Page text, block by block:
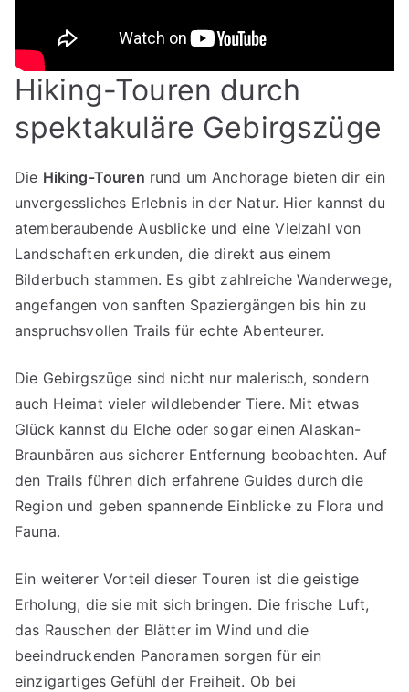
Hiking-Touren durch
spektakuläre Gebirgszüge
Die Hiking-Touren rund um Anchorage bieten dir ein
unvergessliches Erlebnis in der Natur. Hier kannst du
atemberaubende Ausblicke und eine Vielzahl von
Landschaften erkunden, die direkt aus einem
Bilderbuch stammen. Es gibt zahlreiche Wanderwege,
angefangen von sanften Spaziergängen bis hin zu
anspruchsvollen Trails für echte Abenteurer.
Die Gebirgszüge sind nicht nur malerisch, sondern
auch Heimat vieler wildlebender Tiere. Mit etwas
Glück kannst du Elche oder sogar einen Alaskan-
Braunbären aus sicherer Entfernung beobachten. Auf
den Trails führen dich erfahrene Guides durch die
Region und geben spannende Einblicke zu Flora und
Fauna.
Ein weiterer Vorteil dieser Touren ist die geistige
Erholung, die sie mit sich bringen. Die frische Luft,
das Rauschen der Blätter im Wind und die
beeindruckenden Panoramen sorgen für ein
einzigartiges Gefühl der Freiheit. Ob bei